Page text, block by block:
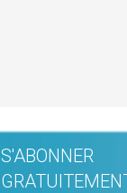
S'ABONNER